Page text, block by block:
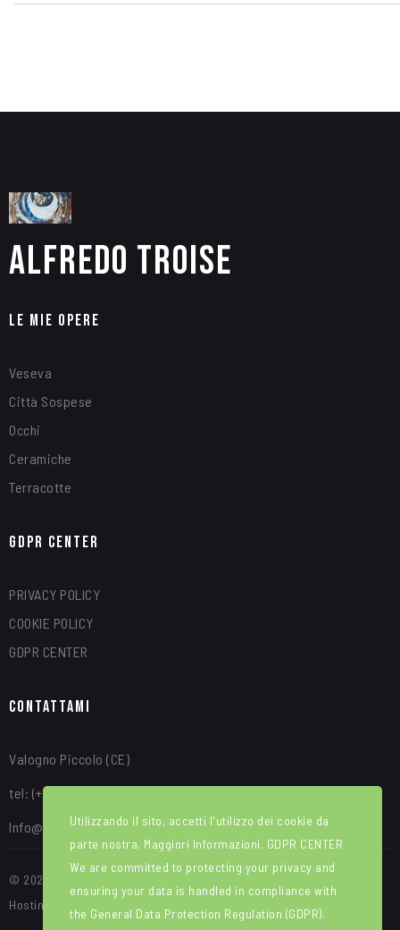
Alfredo Troise
Le Mie Opere
Veseva
Città Sospese
Occhi
Ceramiche
Terracotte
GDPR Center
PRIVACY POLICY
COOKIE POLICY
GDPR CENTER
Contattami
Valogno Piccolo (CE)
tel: (+39) 340 8315664
Info@alfredotroise.com
© 2025 Portale Web ideato e sviluppato da WEBIRD. Manutenzione e
Hosting di Red House srl
Utilizzando il sito, accetti l'utilizzo dei cookie da
parte nostra. Maggiori Informazioni. GDPR CENTER
We are committed to protecting your privacy and
ensuring your data is handled in compliance with
the General Data Protection Regulation (GDPR).